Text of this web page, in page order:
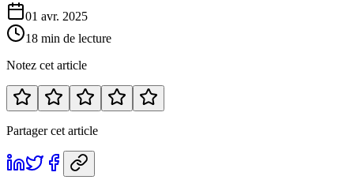
01 avr. 2025
18 min de lecture
Notez cet article
Partager cet article